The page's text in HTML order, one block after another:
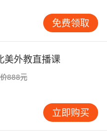
音乐术语的具身体验
态术语库”系统，通过
的实时联动，使
汇与音量曲线可视化
。神经音乐学研究亦
语记忆效率提升2.3倍
汇学习，易导致“知识
强调，专业概念需嵌入
免费领取
美外教直播课
888元
立即购买